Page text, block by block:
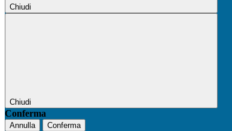
Chiudi
Chiudi
Conferma
Annulla Conferma